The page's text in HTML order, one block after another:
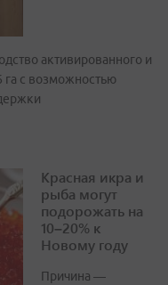
активированного и
га с возможностью
Красная икра и
рыба могут
подорожать на
10–20% к
Новому году
Причина —